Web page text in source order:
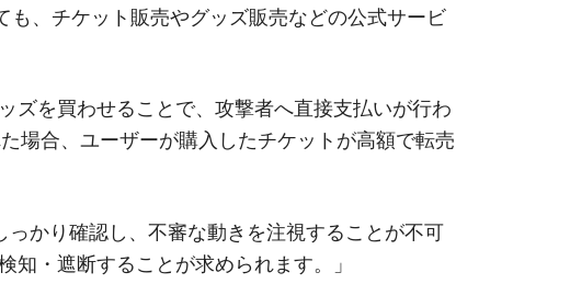
、チケット販売やグッズ販売などの公式サービ
ズを買わせることで、攻撃者へ直接支払いが行わ
場合、ユーザーが購入したチケットが高額で転売
かり確認し、不審な動きを注視することが不可
・遮断することが求められます。」